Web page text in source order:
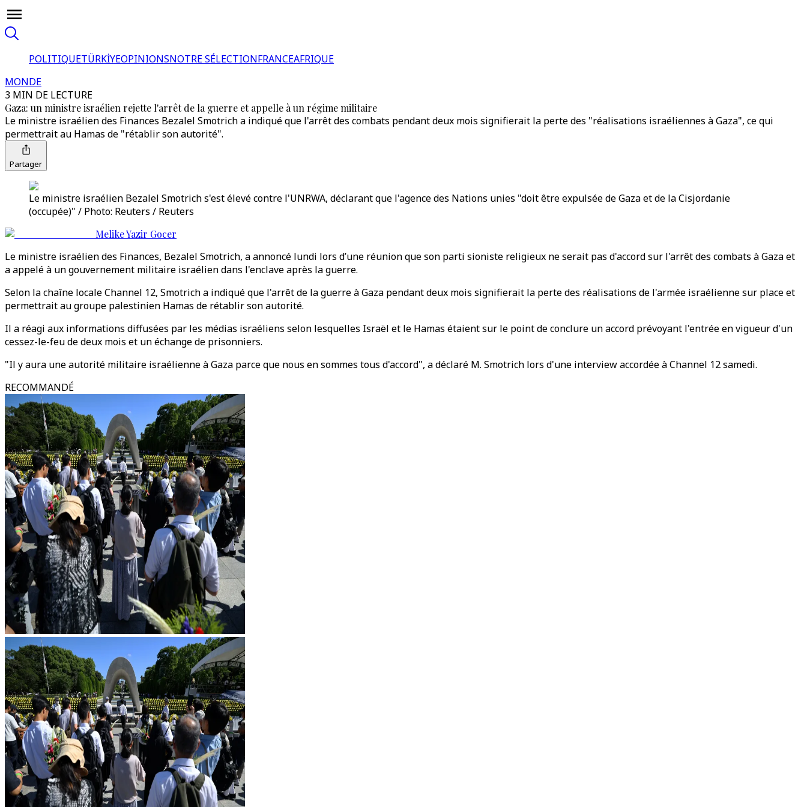
POLITIQUETÜRKİYEOPINIONSNOTRE SÉLECTIONFRANCEAFRIQUE
MONDE
3 MIN DE LECTURE
Gaza: un ministre israélien rejette l'arrêt de la guerre et appelle à un régime militaire
Le ministre israélien des Finances Bezalel Smotrich a indiqué que l'arrêt des combats pendant deux mois signifierait la perte des "réalisations israéliennes à Gaza", ce qui
permettrait au Hamas de "rétablir son autorité".
Partager
Le ministre israélien Bezalel Smotrich s'est élevé contre l'UNRWA, déclarant que l'agence des Nations unies "doit être expulsée de Gaza et de la Cisjordanie
(occupée)" / Photo: Reuters / Reuters
Melike Yazir Gocer
Le ministre israélien des Finances, Bezalel Smotrich, a annoncé lundi lors d’une réunion que son parti sioniste religieux ne serait pas d'accord sur l'arrêt des combats à Gaza et
a appelé à un gouvernement militaire israélien dans l'enclave après la guerre.
Selon la chaîne locale Channel 12, Smotrich a indiqué que l'arrêt de la guerre à Gaza pendant deux mois signifierait la perte des réalisations de l'armée israélienne sur place et
permettrait au groupe palestinien Hamas de rétablir son autorité.
Il a réagi aux informations diffusées par les médias israéliens selon lesquelles Israël et le Hamas étaient sur le point de conclure un accord prévoyant l'entrée en vigueur d'un
cessez-le-feu de deux mois et un échange de prisonniers.
"Il y aura une autorité militaire israélienne à Gaza parce que nous en sommes tous d'accord", a déclaré M. Smotrich lors d'une interview accordée à Channel 12 samedi.
RECOMMANDÉ